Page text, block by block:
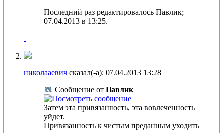
Последний раз редактировалось Павлик;
07.04.2013 в 13:25.
николааевич сказал(-а): 07.04.2013 13:28
Сообщение от Павлик
Затем эта привязанность, эта вовлеченность
уйдет.
Привязанность к чистым преданным уходить